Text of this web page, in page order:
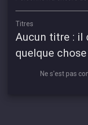
Titres
Aucun titre : il
quelque
Ne s'est pas